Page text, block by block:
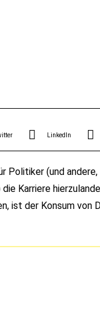
LinkedIn
Politiker (und andere,
Karriere
ist der Konsum von